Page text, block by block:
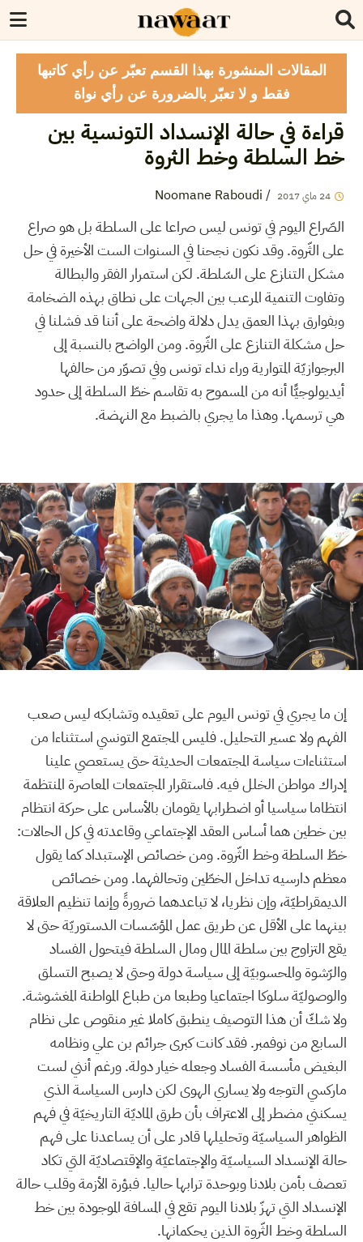
المقالات المنشورة بهذا القسم تعبّر عن رأي كاتبها
فقط و لا تعبّر بالضرورة عن رأي نواة
قراءة في حالة الإنسداد التونسية بين
خط السلطة وخط الثروة
24 ماي2017
/
Noomane Raboudi
الصّراع اليوم في تونس ليس صراعا على السلطة بل هو صراع
على الثّروة. وقد نكون نجحنا في السنوات الست الأخيرة في حل
مشكل التنازع على السّلطة. لكن استمرار الفقر والبطالة
وتفاوت التنمية المرعب بين الجهات على نطاق بهذه الضخامة
وبفوارق بهذا العمق يدل دلالة واضحة على أننا قد فشلنا في
حل مشكلة التنازع على الثّروة. ومن الواضح بالنسبة إلى
البرجوازيّة المتوارية وراء نداء تونس وفي تصوّر من حالفها
أيديولوجيًّا أنه من المسموح به تقاسم خطّ السلطة إلى حدود
هي ترسمها. وهذا ما يجري بالضبط مع النهضة.
إن ما يجري في تونس اليوم على تعقيده وتشابكه ليس صعب
الفهم ولا عسير التحليل. فليس المجتمع التونسي استثناءا من
استثناءات سياسة المجتمعات الحديثة حتى يستعصي علينا
إدراك مواطن الخلل فيه. فاستقرار المجتمعات المعاصرة المنتظمة
انتظاما سياسيا أو اضطرابها يقومان بالأساس على حركة انتظام
بين خطين هما أساس العقد الإجتماعي وقاعدته في كل الحالات:
خطّ السلطة وخط الثّروة. ومن خصائص الإستبداد كما يقول
معظم دارسيه تداخل الخطّين وتحالفهما. ومن خصائص
الديمقراطيّة، وإن نظريا، لا تباعدهما ضرورةً وإنما تنظيم العلاقة
بينهما على الأقل عن طريق عمل المؤسّسات الدستوريّة حتى لا
يقع التزاوج بين سلطة المال ومال السلطة فيتحول الفساد
والرّشوة والمحسوبيّة إلى سياسة دولة وحتى لا يصبح التسلق
والوصوليّة سلوكا اجتماعيا وطبعا من طباع المواطنة المغشوشة.
ولا شكّ أن هذا التوصيف ينطبق كاملا غير منقوص على نظام
السابع من نوفمبر. فقد كانت كبرى جرائم بن علي ونظامه
البغيض مأسسة الفساد وجعله خيار دولة. ورغم أنني لست
ماركسي التوجه ولا يساري الهوى لكن دارس السياسة الذي
يسكنني مضطر إلى الاعتراف بأن طرق الماديّة التاريخيّة في فهم
الظواهر السياسيّة وتحليلها قادر على أن يساعدنا على فهم
حالة الإنسداد السياسيّة والإجتماعيّة والإقتصاديّة التي تكاد
تعصف بأمن بلادنا وبوحدة ترابها حاليا. فبؤرة الأزمة وقلب حالة
الإنسداد التي تهزّ بلادنا اليوم تقع في المسافة الموجودة بين خط
السلطة وخط الثّروة الذين يحكمانها.